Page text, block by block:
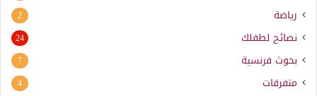
رياضة 2
نصائح لطفلك 24
بحوث فرنسية 7
متفرقات 4